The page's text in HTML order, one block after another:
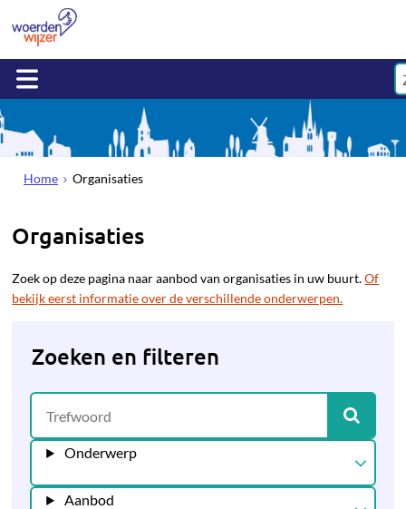
Home Organisaties
Organisaties
Zoek op deze pagina naar aanbod van organisaties in uw buurt.Of
bekijk eerst informatie over de verschillende onderwerpen.
Zoeken en filteren
Onderwerp
Aanbod